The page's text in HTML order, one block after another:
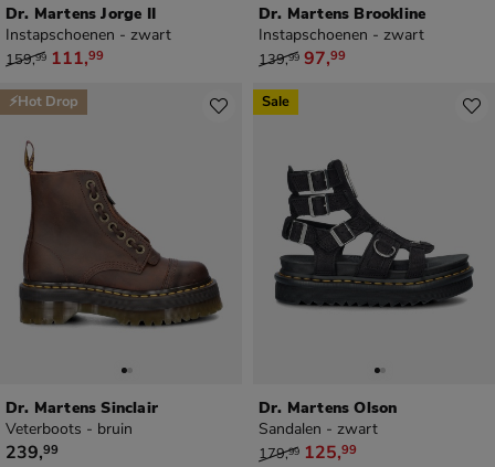
Dr. Martens Jorge II
Instapschoenen - zwart
van € 159,99 voor € 111,99
159,99 111,99
Dr. Martens Brookline
Instapschoenen - zwart
van € 139,99 voor € 97,99
139,99 97,99
Dr. Martens Sinclair
Veterboots - bruin
€ 239,99
239,99
⚡Hot Drop
Dr. Martens Olson
Sandalen - zwart
van € 179,99 voor € 125,99
179,99 125,99
Sale